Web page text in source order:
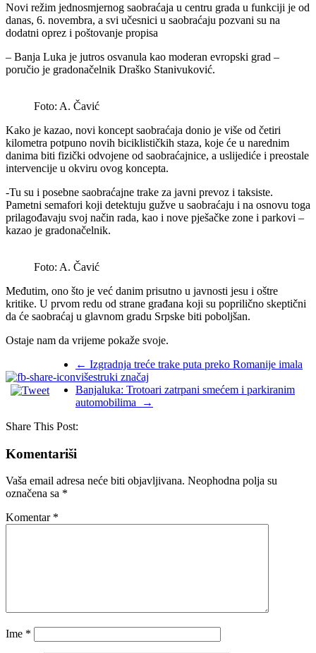
Novi režim jednosmjernog saobraćaja u centru grada u funkciji je od
danas, 6. novembra, a svi učesnici u saobraćaju pozvani su na
dodatni oprez i poštovanje propisa
– Banja Luka je jutros osvanula kao moderan evropski grad –
poručio je gradonačelnik Draško Stanivuković.
Foto: A. Čavić
Kako je kazao, novi koncept saobraćaja donio je više od četiri
kilometra potpuno novih biciklističkih staza, koje će u narednim
danima biti fizički odvojene od saobraćajnice, a uslijediće i preostale
intervencije u okviru ovog koncepta.
-Tu su i posebne saobraćajne trake za javni prevoz i taksiste.
Pametni semafori koji detektuju gužve u saobraćaju i na osnovu toga
prilagođavaju svoj način rada, kao i nove pješačke zone i parkovi –
kazao je gradonačelnik.
Foto: A. Čavić
Međutim, ono što je već danim prisutno u javnosti jesu i oštre
kritike. U prvom redu od strane građana koji su poprilično skeptični
da će saobraćaj u glavnom gradu Srpske biti poboljšan.
Ostaje nam da vrijeme pokaže svoje.
← Izgradnja treće trake puta preko Romanije imala
višestruki značaj
Banjaluka: Trotoari zatrpani smećem i parkiranim
automobilima
→
Share This Post:
Komentariši
Vaša email adresa neće biti objavljivana. Neophodna polja su
označena sa *
Komentar *
Ime *